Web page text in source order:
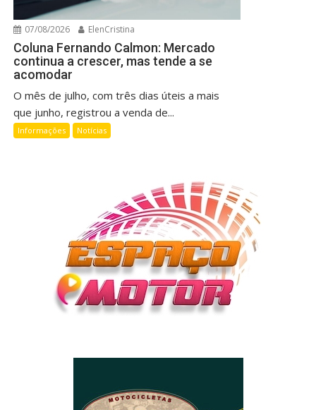
07/08/2026 ElenCristina
Coluna Fernando Calmon: Mercado
continua a crescer, mas tende a se
acomodar
O mês de julho, com três dias úteis a mais
que junho, registrou a venda de...
Informações Notícias